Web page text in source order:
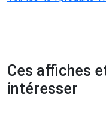
Ces affiches
intéresser